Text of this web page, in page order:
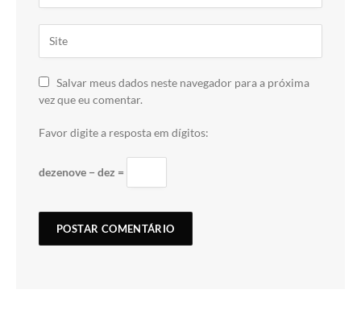
Salvar meus dados neste navegador para a próxima
vez que eu comentar.
Favor digite a resposta em dígitos:
dezenove − dez =